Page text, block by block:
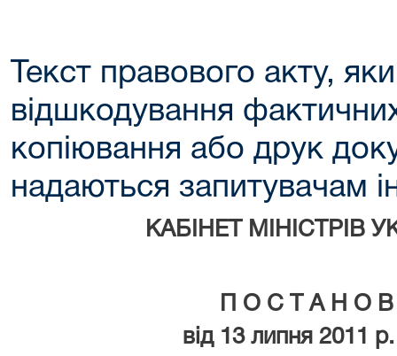
Текст правового акту,
відшкодування
копіювання або друк
надаються запитувачам
КАБІНЕТ МІНІСТРІВ
П О С Т А Н О В
від 13 липня 2011 р.